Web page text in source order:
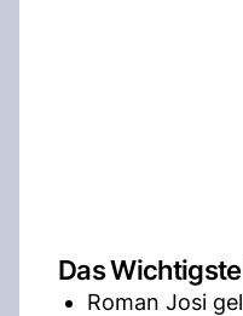
Das
Roman Josi